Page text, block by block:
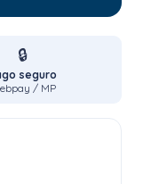
🔒
seguro
/ MP